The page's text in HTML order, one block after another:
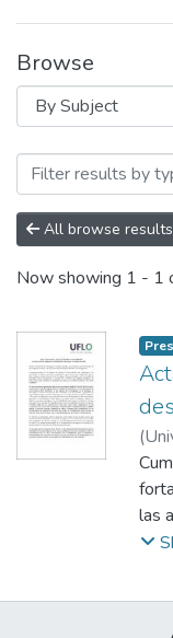
Browse
Browsing
All browse results
Now showing 1 - 1
(
de
de
las